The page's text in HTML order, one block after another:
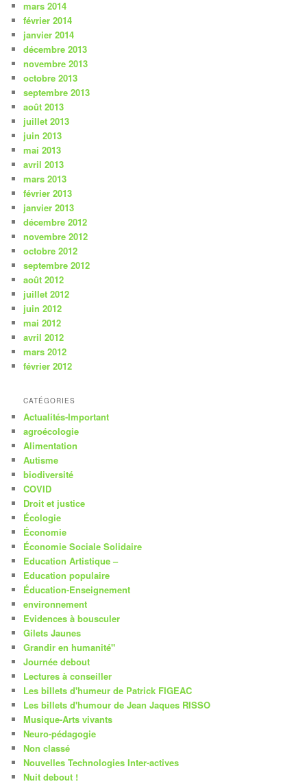
mars 2014
février 2014
janvier 2014
décembre 2013
novembre 2013
octobre 2013
septembre 2013
août 2013
juillet 2013
juin 2013
mai 2013
avril 2013
mars 2013
février 2013
janvier 2013
décembre 2012
novembre 2012
octobre 2012
septembre 2012
août 2012
juillet 2012
juin 2012
mai 2012
avril 2012
mars 2012
février 2012
CATÉGORIES
Actualités-Important
agroécologie
Alimentation
Autisme
biodiversité
COVID
Droit et justice
Écologie
Économie
Économie Sociale Solidaire
Education Artistique –
Education populaire
Éducation-Enseignement
environnement
Evidences à bousculer
Gilets Jaunes
Grandir en humanité"
Journée debout
Lectures à conseiller
Les billets d'humeur de Patrick FIGEAC
Les billets d'humour de Jean Jaques RISSO
Musique-Arts vivants
Neuro-pédagogie
Non classé
Nouvelles Technologies Inter-actives
Nuit debout !